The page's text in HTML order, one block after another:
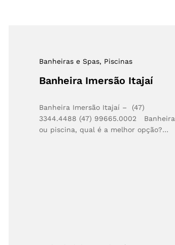
Banheiras e Spas, Piscinas
Banheira Imersão Itajaí
Banheira Imersão Itajaí – (47)
3344.4488 (47) 99665.0002 Banheira
ou piscina, qual é a melhor opção?…